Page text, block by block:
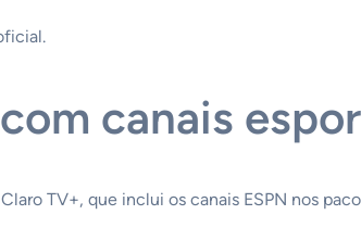
canais
TV+, que inclui os canais ESPN nos